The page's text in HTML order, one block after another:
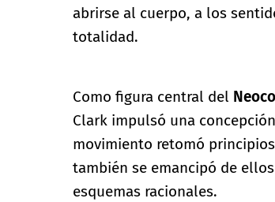
abrirse al cuerpo, a los
totalidad.
Como figura central del
Clark impulsó una
movimiento retomó
también se emancipó de
esquemas racionales.